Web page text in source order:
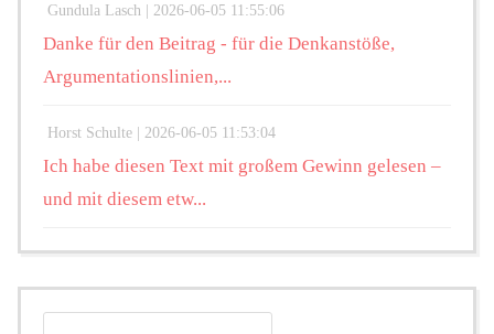
Gundula Lasch | 2026-06-05 11:55:06
Danke für den Beitrag - für die Denkanstöße,
Argumentationslinien,...
Horst Schulte | 2026-06-05 11:53:04
Ich habe diesen Text mit großem Gewinn gelesen –
und mit diesem etw...